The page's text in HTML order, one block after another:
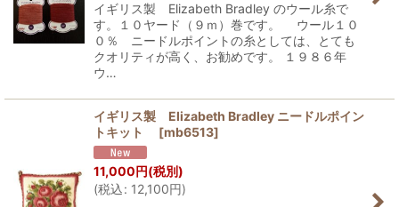
イギリス製 Elizabeth Bradley のウール糸で
す。１０ヤード（９ｍ）巻です。 ウール１０
０％ ニードルポイントの糸としては、とても
クオリティが高く、お勧めです。 １９８６年
ウ…
イギリス製 Elizabeth Bradley ニードルポイン
トキット
[mb6513]
11,000円(税別)
(税込: 12,100円)